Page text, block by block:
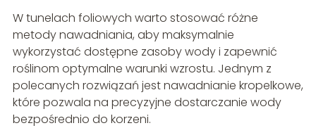
W tunelach foliowych warto stosować różne
metody nawadniania, aby maksymalnie
wykorzystać dostępne zasoby wody i zapewnić
roślinom optymalne warunki wzrostu. Jednym z
polecanych rozwiązań jest nawadnianie kropelkowe,
które pozwala na precyzyjne dostarczanie wody
bezpośrednio do korzeni.